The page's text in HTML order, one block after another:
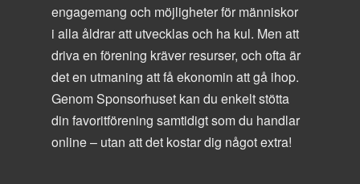
engagemang och möjligheter för människor
i alla åldrar att utvecklas och ha kul. Men att
driva en förening kräver resurser, och ofta är
det en utmaning att få ekonomin att gå ihop.
Genom Sponsorhuset kan du enkelt stötta
din favoritförening samtidigt som du handlar
online – utan att det kostar dig något extra!